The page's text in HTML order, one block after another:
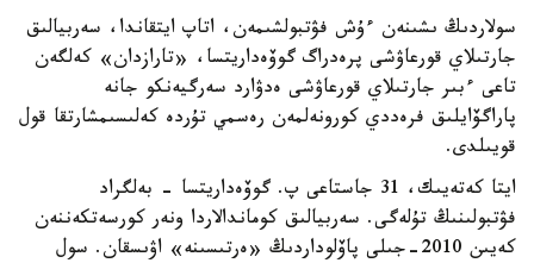
سولاردىڭ ىشىنەن ءۇش فۋتبولشىمەن، اتاپ ايتقاندا، سەربيالىق
جارتىلاي قورعاۋشى پرەدراگ گوۆەداريتسا، «تارازدان» كەلگەن
تاعى ءبىر جارتىلاي قورعاۋشى ەدۋارد سەرگيەنكو جانە
پاراگۆايلىق فرەددي كورونەلمەن رەسمي تۇردە كەلىسىمشارتقا قول
قويىلدى.
ايتا كەتەيىك، 31 جاستاعى پ. گوۆەداريتسا - بەلگراد
فۋتبولىنىڭ تۇلەگى. سەربيالىق كوماندالاردا ونەر كورسەتكەننەن
كەيىن 2010-جىلى پاۆلوداردىڭ «ەرتىسىنە» اۋىسقان. سول